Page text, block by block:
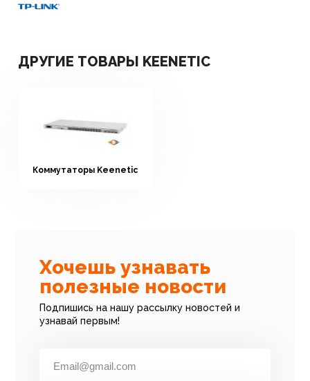
ДРУГИЕ ТОВАРЫ KEENETIC
Коммутаторы Keenetic
Хочешь узнавать
полезные новости
Подпишись на нашу рассылку новостей и
узнавай первым!